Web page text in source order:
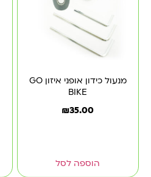
מנעול כידון אופני איזון GO
BIKE
₪35.00
הוספה לסל